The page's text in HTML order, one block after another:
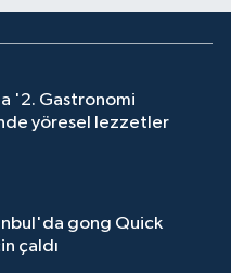
'2. Gastronomi
yöresel lezzetler
gong Quick
çaldı